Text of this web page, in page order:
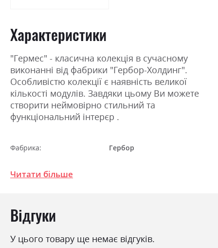
Характеристики
"Гермес" - класична колекція в сучасному
виконанні від фабрики "Гербор-Холдинг".
Особливістю колекції є наявність великої
кількості модулів. Завдяки цьому Ви можете
створити неймовірно стильний та
функціональний інтерєр .
Фабрика:
Гербор
Колір (Корпус):
Стиль
Читати більше
Відгуки
У цього товару ще немає відгуків.